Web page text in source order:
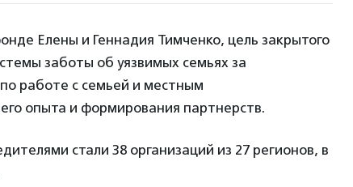
Елены и Геннадия Тимченко, цель закрытого
заботы об уязвимых семьях за
работе с семьей и местным
опыта и формирования партнерств.
стали 38 организаций из 27 регионов, в